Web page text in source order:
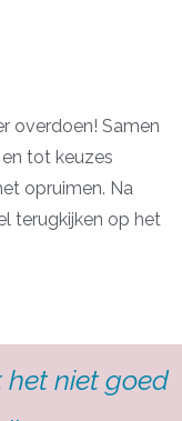
overdoen! Samen
tot keuzes
opruimen. Na
terugkijken op het
het niet goed